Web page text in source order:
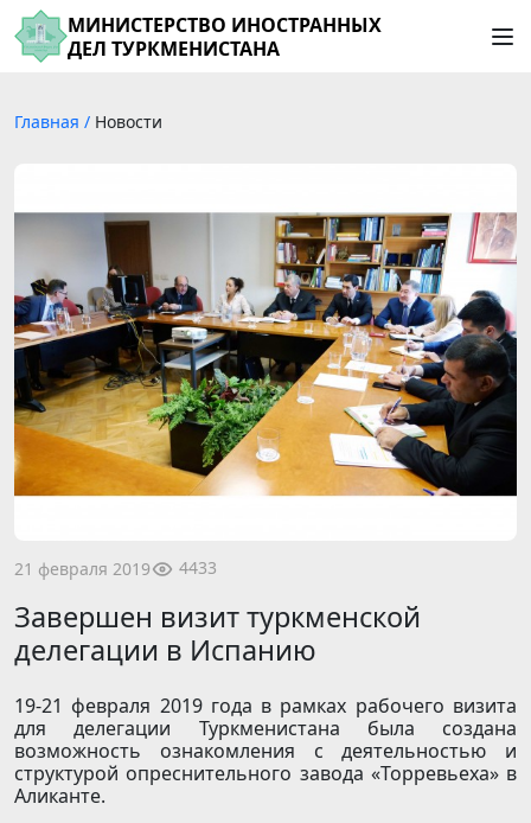
МИНИСТЕРСТВО ИНОСТРАННЫХ
ДЕЛ ТУРКМЕНИСТАНА
Главная / Новости
21 февраля 2019 4433
Завершен визит туркменской
делегации в Испанию
19-21 февраля 2019 года в рамках рабочего визита
для делегации Туркменистана была создана
возможность ознакомления с деятельностью и
структурой опреснительного завода «Торревьеха» в
Аликанте.